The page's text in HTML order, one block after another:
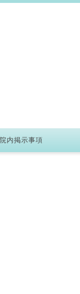
院内掲示事項